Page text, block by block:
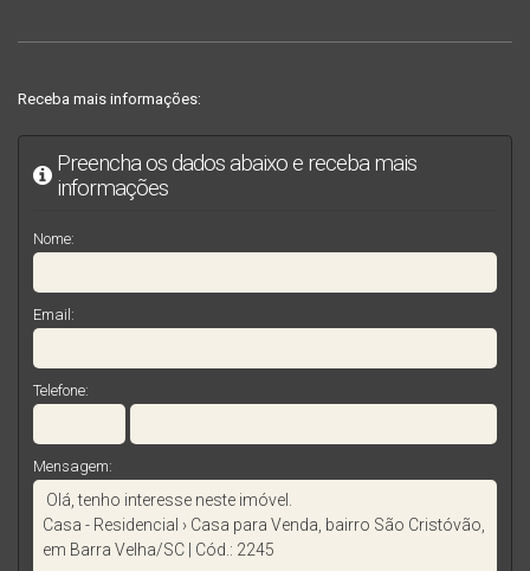
Receba mais informações:
Preencha os dados abaixo e receba mais
informações
Nome:
Email:
Telefone:
Mensagem: